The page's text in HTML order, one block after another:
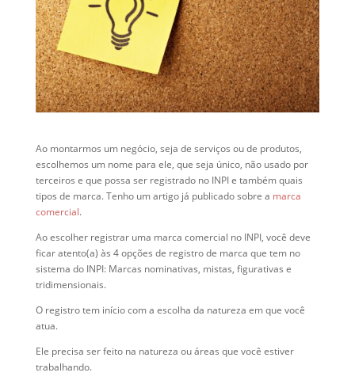
Ao montarmos um negócio, seja de serviços ou de produtos,
escolhemos um nome para ele, que seja único, não usado por
terceiros e que possa ser registrado no INPI e também quais
tipos de marca. Tenho um artigo já publicado sobre a marca
comercial.
Ao escolher registrar uma marca comercial no INPI, você deve
ficar atento(a) às 4 opções de registro de marca que tem no
sistema do INPI: Marcas nominativas, mistas, figurativas e
tridimensionais.
O registro tem início com a escolha da natureza em que você
atua.
Ele precisa ser feito na natureza ou áreas que você estiver
trabalhando.